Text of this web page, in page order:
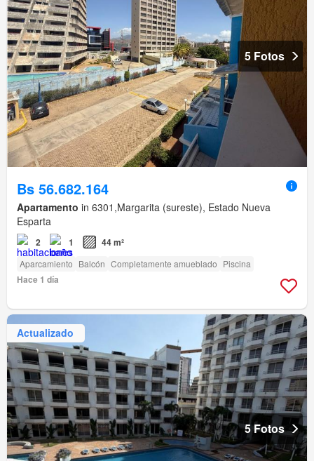
5 Fotos
Bs 56.682.164
Apartamento in 6301,Margarita (sureste), Estado Nueva
Esparta
2 1 44 m²
Aparcamiento Balcón Completamente amueblado Piscina
Hace 1 día
Actualizado
5 Fotos